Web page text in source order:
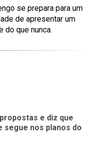
se prepara para um
de apresentar um
do que nunca.
e diz que
segue nos planos do